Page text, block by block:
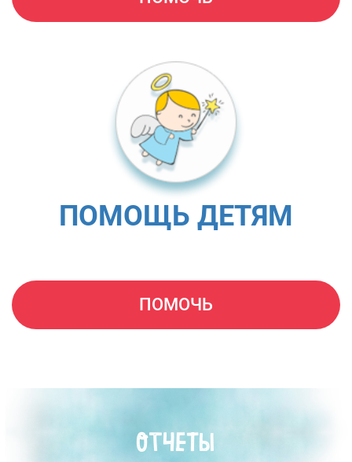
ПОМОЩЬ ДЕТЯМ
ПОМОЧЬ
ОТЧЕТЫ